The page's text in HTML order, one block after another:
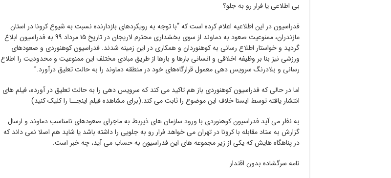
بی اطلاعی یا فرار رو به جلو؟
فدراسیون در این اطلاعیه اعلام کرده است که “با توجه به رویکردهای بازدارنده نسبت به شیوع کرونا در استان
مازندران، ممنوعیت صعود به دماوند از سوی بخشداری محترم لاریجان در تاریخ ۱۵ مرداد ۹۹ به فدراسیون ابلاغ
گردید و خواستار اطلاع رسانی به کوهنوردان و همکاری در این زمینه شدند. فدراسیون کوهنوردی و صعودهای
ورزشی نیز بنا بر وظیفه اخلاقی و انسانی بارها و بارها از طریق مبادی مختلف این ممنوعیت و محدودیت را اطلاع
رسانی و بلادرنگ سرویس دهی معمول قرارگاه‌های خود در منطقه دماوند را به حالت تعلیق درآورد.”
اما در حالی که فدراسیون کوهنوردی باز هم تاکید می کند که سرویس دهی را به حالت تعلیق در آورده، فیلم های
انتشار یافته توسط ایسنا خلاف این موضوع را ثابت می کند.(برای مشاهده فیلم اینجــا را کلیک کنید)
به نظر می آید فدراسیون کوهنوردی با ورود سازمان های ذیربط به ماجرای صعودهای نامناسب دماوند و ارسال
گزارش به ستاد مقابله با کرونا در تهران می خواهد فرار رو به جلویی را داشته باشد یا شاید هم اصلا نمی داند که
در پناهگاه هایش که یکی از زیر مجموعه های این فدراسیون به حساب می آید، چه خبر است.
نامه سرگشاده بدون اقتدار